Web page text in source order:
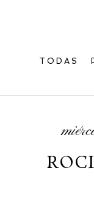
TODAS